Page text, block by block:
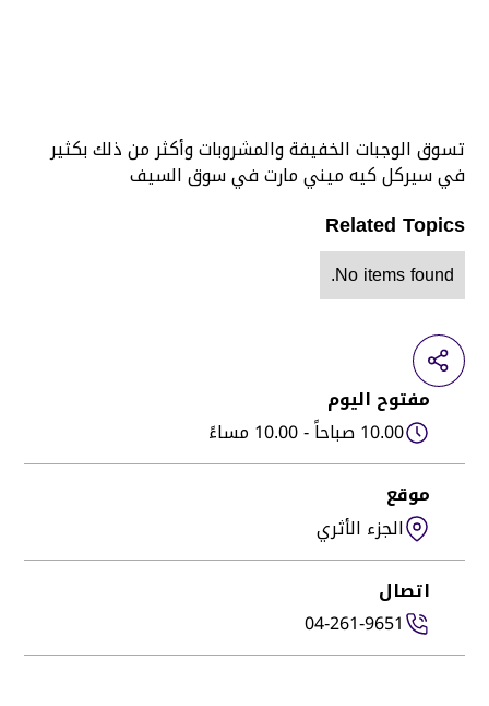
مفتوح اليوم
10.00 صباحاً - 10.00 مساءً
موقع
الجزء الأثري
اتصال
04-261-9651
تسوق الوجبات الخفيفة والمشروبات وأكثر من ذلك بكثير
في سيركل كيه ميني مارت في سوق السيف
Related Topics
No items found.